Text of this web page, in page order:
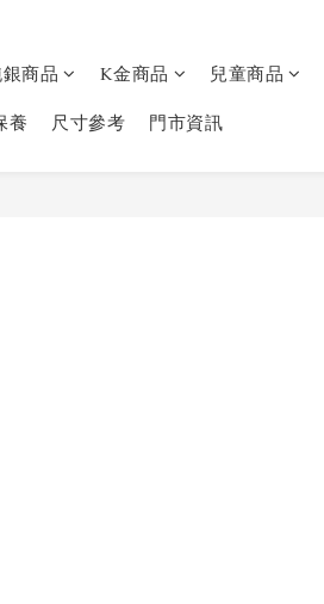
商品 K金商品 兒童商品
養 尺寸參考 門市資訊